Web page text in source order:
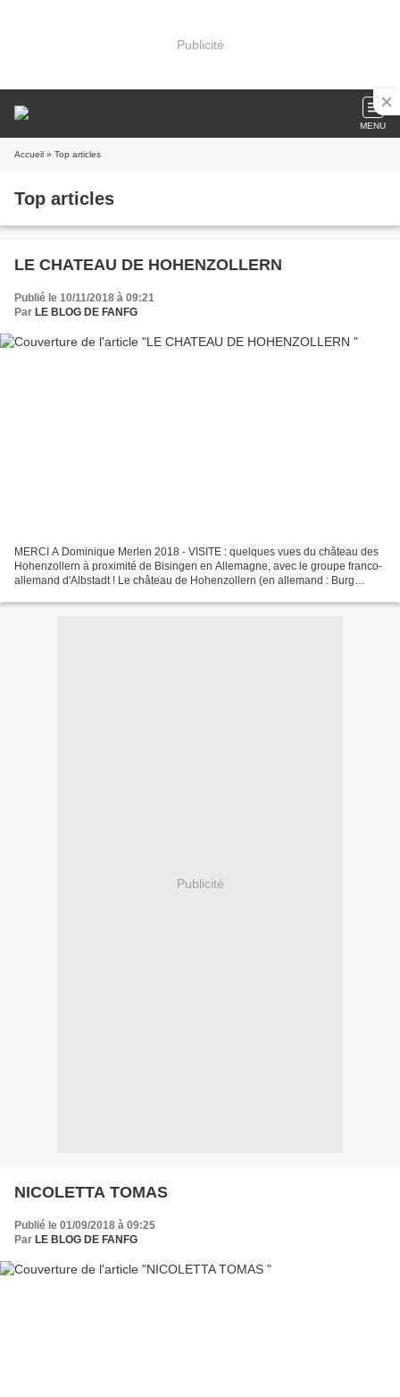
Publicité
MENU
Accueil » Top articles
Top articles
LE CHATEAU DE HOHENZOLLERN
Publié le 10/11/2018 à 09:21
Par LE BLOG DE FANFG
MERCI A Dominique Merlen 2018 - VISITE : quelques vues du château des
Hohenzollern à proximité de Bisingen en Allemagne, avec le groupe franco-
allemand d'Albstadt ! Le château de Hohenzollern (en allemand : Burg
Publicité
NICOLETTA TOMAS
Publié le 01/09/2018 à 09:25
Par LE BLOG DE FANFG